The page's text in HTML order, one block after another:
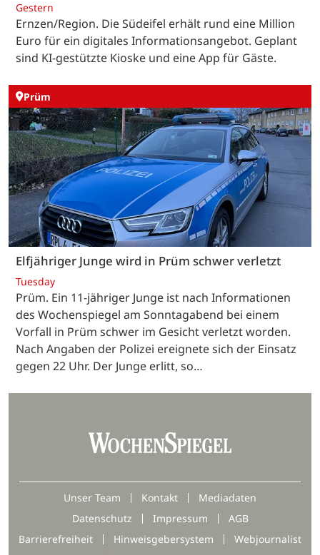
Gestern
Ernzen/Region. Die Südeifel erhält rund eine Million
Euro für ein digitales Informationsangebot. Geplant
sind KI-gestützte Kioske und eine App für Gäste.
Prüm
Elfjähriger Junge wird in Prüm schwer verletzt
Tuesday
Prüm. Ein 11-jähriger Junge ist nach Informationen
des Wochenspiegel am Sonntagabend bei einem
Vorfall in Prüm schwer im Gesicht verletzt worden.
Nach Angaben der Polizei ereignete sich der Einsatz
gegen 22 Uhr. Der Junge erlitt, so…
Unser Team Kontakt
Mediadaten
Datenschutz
Impressum
AGB
Barrierefreiheit
Hinweisgebersystem Webjournalist